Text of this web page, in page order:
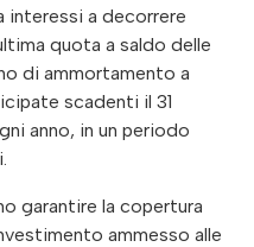
interessi a decorrere
quota a saldo delle
di ammortamento a
scadenti il 31
anno, in un periodo
garantire la copertura
ammesso alle